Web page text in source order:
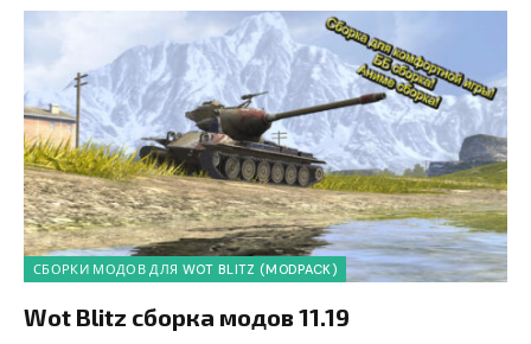
СБОРКИ МОДОВ ДЛЯ WOT BLITZ (MODPACK)
Wot Blitz сборка модов 11.19